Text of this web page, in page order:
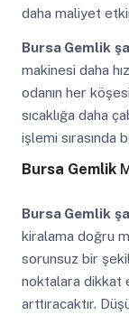
daha maliyet
Bursa Gemlik
makinesi daha
odanın her
sıcaklığa daha
işlemi sırasında
Bursa Gemlik
Bursa Gemlik
kiralama doğru
sorunsuz bir
noktalara dikkat
arttıracaktır.